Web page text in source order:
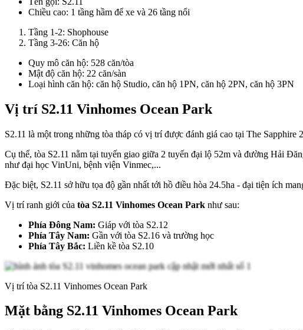
Chiều cao: 1 tầng hầm để xe và 26 tầng nổi
Tầng 1-2: Shophouse
Tầng 3-26: Căn hộ
Quy mô căn hộ: 528 căn/tòa
Mật độ căn hộ: 22 căn/sàn
Loại hình căn hộ: căn hộ Studio, căn hộ 1PN, căn hộ 2PN, căn hộ 3PN
Vị trí S2.11 Vinhomes Ocean Park
S2.11 là một trong những tòa tháp có vị trí được đánh giá cao tại The Sapphire
Cụ thể, tòa S2.11 nằm tại tuyến giao giữa 2 tuyến đại lộ 52m và đường Hải
như đại học VinUni, bệnh viện Vinmec,...
Đặc biệt, S2.11 sở hữu tọa độ gần nhất tới hồ điều hòa 24.5ha - đại tiện ích
Vị trí ranh giới của tòa S2.11 Vinhomes Ocean Park như sau:
Phía Đông Nam: Giáp với tòa S2.12
Phía Tây Nam: Gần với tòa S2.16 và trường học
Phía Tây Bắc: Liền kề tòa S2.10
Vị trí tòa S2.11 Vinhomes Ocean Park
Mặt bằng S2.11 Vinhomes Ocean Park